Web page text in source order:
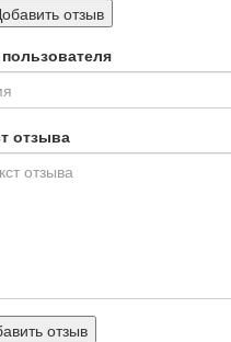
отзыв
отзыва
отзыв